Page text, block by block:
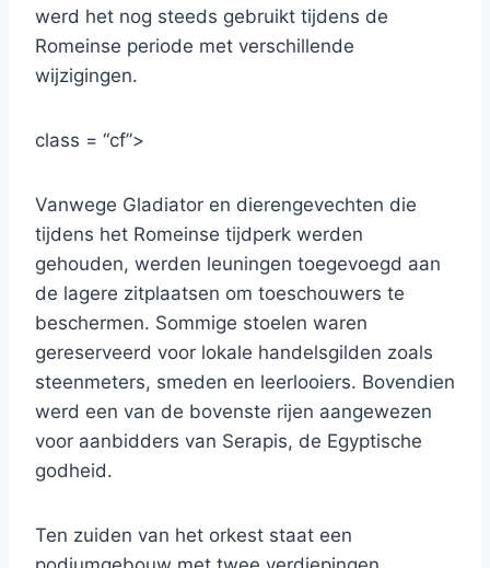
werd het nog steeds gebruikt tijdens de
Romeinse periode met verschillende
wijzigingen.
class = “cf”>
Vanwege Gladiator en dierengevechten die
tijdens het Romeinse tijdperk werden
gehouden, werden leuningen toegevoegd aan
de lagere zitplaatsen om toeschouwers te
beschermen. Sommige stoelen waren
gereserveerd voor lokale handelsgilden zoals
steenmeters, smeden en leerlooiers. Bovendien
werd een van de bovenste rijen aangewezen
voor aanbidders van Serapis, de Egyptische
godheid.
Ten zuiden van het orkest staat een